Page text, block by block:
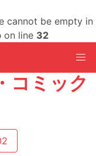
cannot be empty in
on line 32
コミック